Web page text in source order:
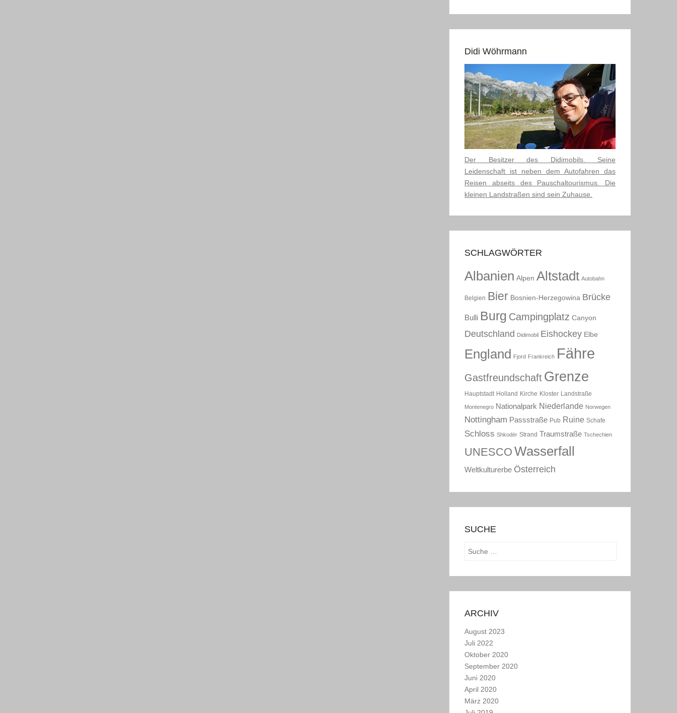
Didi Wöhrmann
Der Besitzer des Didimobils. Seine
Leidenschaft ist neben dem Autofahren das
Reisen abseits des Pauschaltourismus. Die
kleinen Landstraßen sind sein Zuhause.
SCHLAGWÖRTER
Albanien Alpen Altstadt Autobahn
Belgien Bier Bosnien-Herzegowina Brücke
Bulli Burg Campingplatz Canyon
Deutschland Didimobil Eishockey Elbe
England Fjord Frankreich Fähre
Gastfreundschaft Grenze
Hauptstadt Holland Kirche Kloster Landstraße
Montenegro Nationalpark Niederlande Norwegen
Nottingham Passstraße Pub Ruine Schafe
Schloss Shkodër Strand Traumstraße Tschechien
UNESCO Wasserfall
Weltkulturerbe Österreich
SUCHE
Suchen
ARCHIV
August 2023
Juli 2022
Oktober 2020
September 2020
Juni 2020
April 2020
März 2020